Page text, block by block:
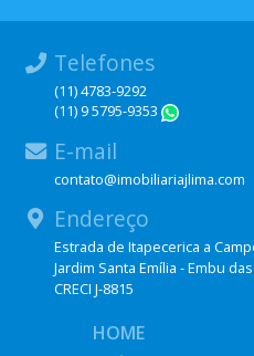
Telefones
(11) 4783-9292
(11) 9 5795-9353
E-mail
contato@imobiliariajlima.com
Endereço
Estrada de Itapecerica a
Jardim Santa Emília - Embu
CRECI J-8815
HOME